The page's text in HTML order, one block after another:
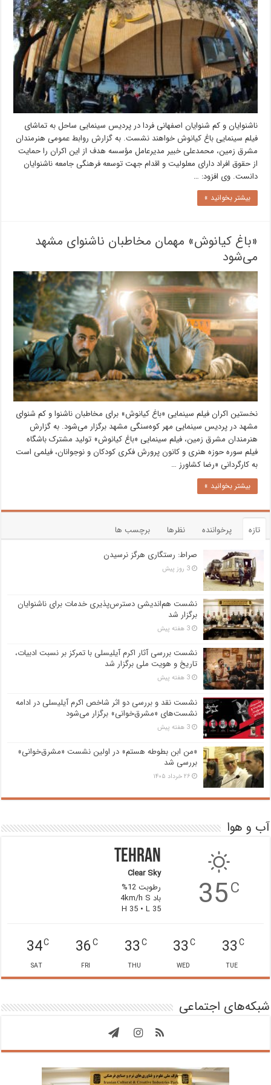
ناشنوایان و کم شنوایان اصفهانی فردا در پردیس سینمایی ساحل به تماشای
فیلم سینمایی باغ کیانوش خواهند نشست. به گزارش روابط عمومی هنرمندان
مشرق زمین، محمدعلی خبیر مدیرعامل مؤسسه هدف از این اکران را حمایت
از حقوق افراد دارای معلولیت و اقدام جهت توسعه فرهنگی جامعه ناشنوایان
دانست. وی افزود: …
بیشتر بخوانید »
«باغ کیانوش» مهمان مخاطبان ناشنوای مشهد
می‌شود
نخستین اکران فیلم سینمایی «باغ کیانوش» برای مخاطبان ناشنوا و کم شنوای
مشهد در پردیس سینمایی مهر کوه‌سنگی مشهد برگزار می‌شود. به گزارش
هنرمندان مشرق زمین، فیلم سینمایی «باغ کیانوش» تولید مشترک باشگاه
فیلم سوره حوزه هنری و کانون پرورش فکری کودکان و نوجوانان، فیلمی است
به کارگردانی «رضا کشاورز …
بیشتر بخوانید »
تازه پرخواننده نظرها
برچسب ها
صراط: رستگاری هرگز نرسیدن
3 روز پیش
نشست هم‌اندیشی دسترس‌پذیری خدمات برای ناشنوایان
برگزار شد
3 هفته پیش
نشست بررسی آثار اکرم آیلیسلی با تمرکز بر نسبت ادبیات،
تاریخ و هویت ملی برگزار شد
3 هفته پیش
نشست نقد و بررسی دو اثر شاخص اکرم آیلیسلی در ادامه
نشست‌های «مشرق‌خوانی» برگزار می‌شود
3 هفته پیش
«من ابن بطوطه هستم» در اولین نشست «مشرق‌خوانی»
بررسی شد
۲۶ خرداد ۱۴۰۵
آب و هوا
35C
Tehran
Clear Sky
رطوبت 12%
باد 4km/h S
H 35 • L 35
33C
TUE
33C
WED
33C
THU
36C
FRI
34C
SAT
شبکه‌های اجتماعی